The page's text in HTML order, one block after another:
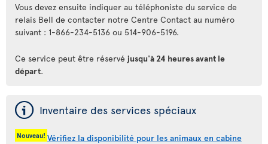
Vous devez ensuite indiquer au téléphoniste du service de
relais Bell de contacter notre Centre Contact au numéro
suivant : 1-866-234-5136 ou 514-906-5196.
Ce service peut être réservé jusqu'à 24 heures avant le
départ.
ý Inventaire des services spéciaux
Nouveau! Vérifiez la disponibilité pour les animaux en cabine